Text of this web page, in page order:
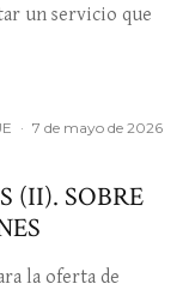
un servicio que
· 7 de mayo de 2026
(II). SOBRE
la oferta de